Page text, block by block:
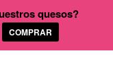
quesos?
COMPRAR